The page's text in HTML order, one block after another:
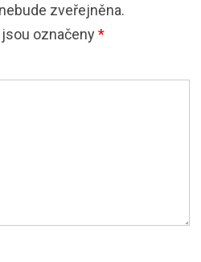
zveřejněna.
označeny*